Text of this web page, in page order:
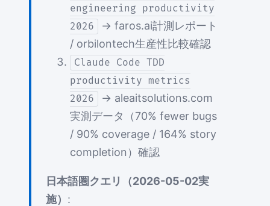
engineering productivity
2026
→ faros.ai計測レポート
/ orbilontech生産性比較確認
Claude Code TDD
productivity metrics
2026
→ aleaitsolutions.com
実測データ（70% fewer bugs
/ 90% coverage / 164% story
completion）確認
日本語圏クエリ（2026-05-02実
施） :